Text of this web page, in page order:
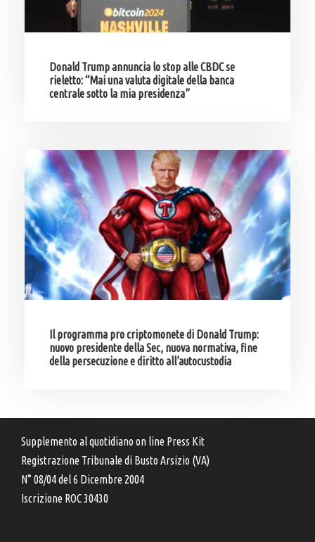
Donald Trump annuncia lo stop alle CBDC se
rieletto: “Mai una valuta digitale della banca
centrale sotto la mia presidenza”
Il programma pro criptomonete di Donald Trump:
nuovo presidente della Sec, nuova normativa, fine
della persecuzione e diritto all’autocustodia
Supplemento al quotidiano on line Press Kit
Registrazione Tribunale di Busto Arsizio (VA)
N° 08/04 del 6 Dicembre 2004
Iscrizione ROC 30430